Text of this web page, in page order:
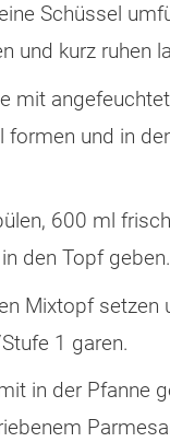
Schüssel
und kurz ruhen
mit
formen und in
600 ml
den Topf geben.
Mixtopf setzen
1 garen.
in der Pfanne